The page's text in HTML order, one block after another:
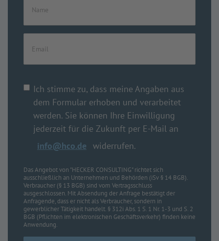
Ich stimme zu, dass meine Angaben aus
dem Formular erhoben und verarbeitet
werden. Sie können Ihre Einwilligung
jederzeit für die Zukunft per E-Mail an
info@hco.de
widerrufen.
Das Angebot von "HECKER CONSULTING" richtet sich
ausschließlich an Unternehmen und Behörden (iSv § 14 BGB).
Verbraucher (§ 13 BGB) sind vom Vertragsschluss
ausgeschlossen. Mit Absendung der Anfrage bestätigt der
Anfragende, dass er nicht als Verbraucher, sondern in
gewerblicher Tätigkeit handelt. § 312i Abs. 1 S. 1 Nr. 1-3 und S. 2
BGB (Pflichten im elektronischen Geschäftsverkehr) finden keine
Anwendung.